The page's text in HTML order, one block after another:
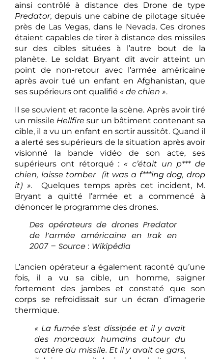
ainsi contrôlé à distance des Drone de type
Predator, depuis une cabine de pilotage située
près de Las Vegas, dans le Nevada. Ces drones
étaient capables de tirer à distance des missiles
sur des cibles situées à l’autre bout de la
planète. Le soldat Bryant dit avoir atteint un
point de non-retour avec l’armée américaine
après avoir tué un enfant en Afghanistan, que
ses supérieurs ont qualifié « de chien ».
Il se souvient et raconte la scène. Après avoir tiré
un missile Hellfire sur un bâtiment contenant sa
cible, il a vu un enfant en sortir aussitôt. Quand il
a alerté ses supérieurs de la situation après avoir
visionné la bande vidéo de son acte, ses
supérieurs ont rétorqué : « c’était un p*** de
chien, laisse tomber (it was a f***ing dog, drop
it) ». Quelques temps après cet incident, M.
Bryant a quitté l’armée et a commencé à
dénoncer le programme des drones.
Des opérateurs de drones Predator
de l’armée américaine en Irak en
2007 – Source : Wikipédia
L’ancien opérateur a également raconté qu’une
fois, il a vu sa cible, un homme, saigner
fortement des jambes et constaté que son
corps se refroidissait sur un écran d’imagerie
thermique.
« La fumée s’est dissipée et il y avait
des morceaux humains autour du
cratère du missile. Et il y avait ce gars,